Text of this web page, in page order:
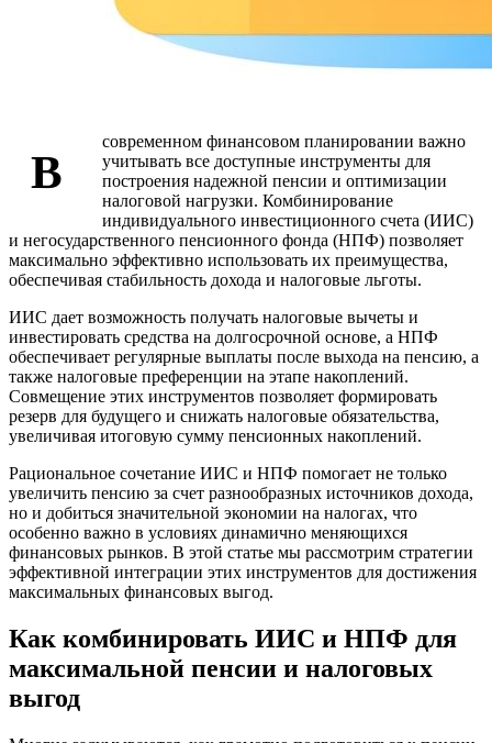
В
современном финансовом планировании важно
учитывать все доступные инструменты для
построения надежной пенсии и оптимизации
налоговой нагрузки. Комбинирование
индивидуального инвестиционного счета (ИИС)
и негосударственного пенсионного фонда (НПФ) позволяет
максимально эффективно использовать их преимущества,
обеспечивая стабильность дохода и налоговые льготы.
ИИС дает возможность получать налоговые вычеты и
инвестировать средства на долгосрочной основе, а НПФ
обеспечивает регулярные выплаты после выхода на пенсию, а
также налоговые преференции на этапе накоплений.
Совмещение этих инструментов позволяет формировать
резерв для будущего и снижать налоговые обязательства,
увеличивая итоговую сумму пенсионных накоплений.
Рациональное сочетание ИИС и НПФ помогает не только
увеличить пенсию за счет разнообразных источников дохода,
но и добиться значительной экономии на налогах, что
особенно важно в условиях динамично меняющихся
финансовых рынков. В этой статье мы рассмотрим стратегии
эффективной интеграции этих инструментов для достижения
максимальных финансовых выгод.
Как комбинировать ИИС и НПФ для
максимальной пенсии и налоговых
выгод